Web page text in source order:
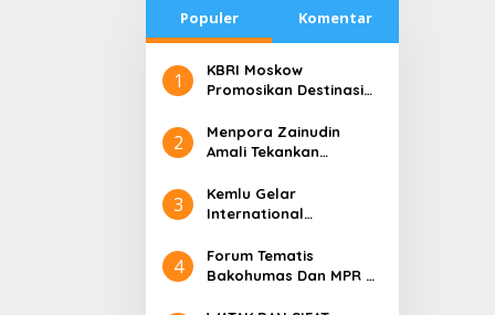
Populer Komentar
1
​KBRI Moskow
Promosikan Destinasi
Bali’
2
​Menpora Zainudin
Amali Tekankan
untuk DBON
3
​Kemlu Gelar
International
Diplomacy (ICDD)
4
Forum Tematis
Bakohumas Dan MPR RI